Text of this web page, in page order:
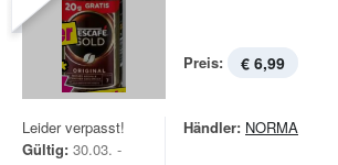
Preis: € 6,99
Leider verpasst!
Gültig: 30.03. -
Händler: NORMA